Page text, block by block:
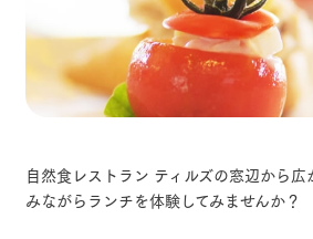
自然食レストラン ティルズの窓辺から広
みながらランチを体験してみませんか？